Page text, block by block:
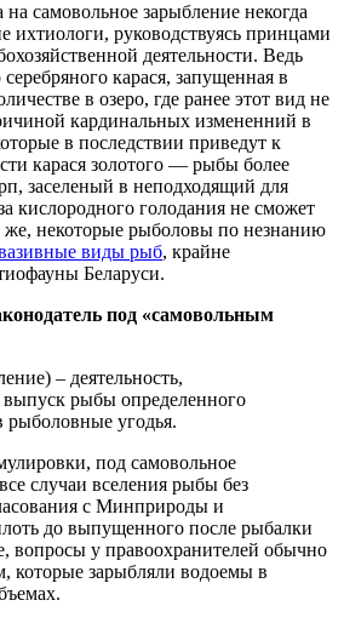
самовольное зарыбление некогда
ихтиологи, руководствуясь принцами
деятельности. Ведь
карася, запущенная в
в озеро, где ранее этот вид не
кардинальных измененний в
в последствии приведут к
карася золотого — рыбы более
заселеный в неподходящий для
кислородного голодания не сможет
же, некоторые рыболовы по незнанию
виды рыб, крайне
Беларуси.
под «самовольным
– деятельность,
выпуск рыбы определенного
рыболовные угодья.
под самовольное
случаи вселения рыбы без
с Минприроды и
до выпущенного после рыбалки
вопросы у правоохранителей обычно
которые зарыбляли водоемы в